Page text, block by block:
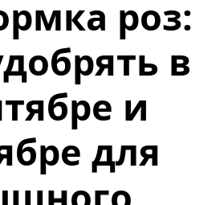
роз:
в
и
для